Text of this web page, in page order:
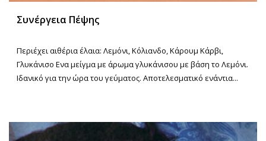
Συνέργεια Πέψης
Περιέχει αιθέρια έλαια: Λεμόνι, Κόλιανδο, Κάρουμ Κάρβι,
Γλυκάνισο Ενα μείγμα με άρωμα γλυκάνισου με βάση το Λεμόνι.
Ιδανικό για την ώρα του γεύματος. Αποτελεσματικό ενάντια...